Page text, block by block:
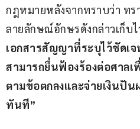
กฎหมายหลังจากทราบว่า ทร
ลายลักษณ์อักษรดังกล่าวเก็บ
เอกสารสัญญาที่ระบุไว้ชัดเ
สามารถยื่นฟ้องร้องต่อศาล
ตามข้อตกลงและจ่ายเงินปั
ทันที”